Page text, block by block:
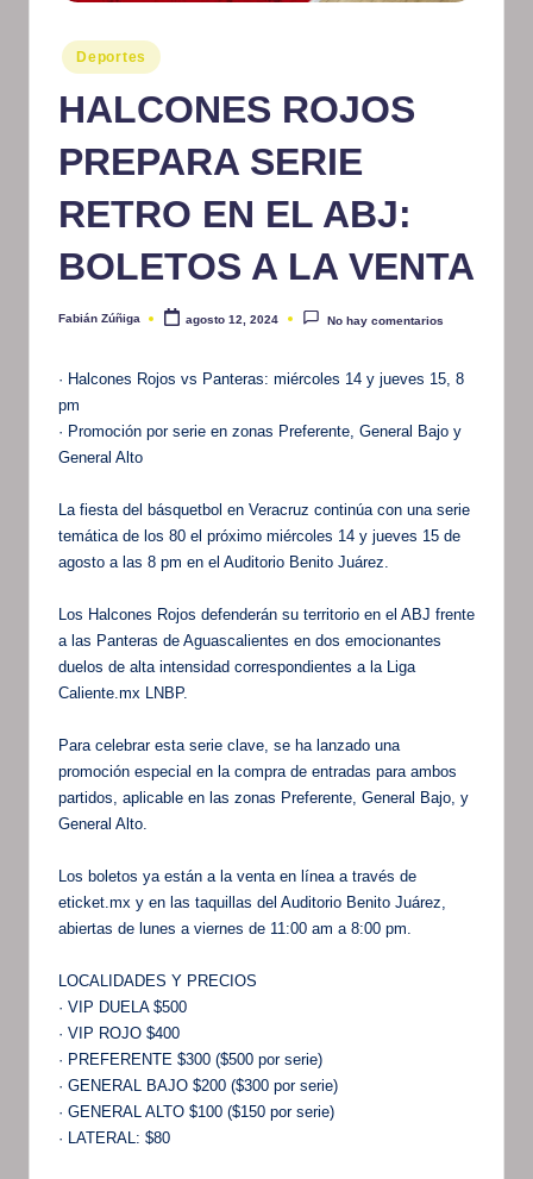
Publicado
en
Deportes
HALCONES ROJOS
PREPARA SERIE
RETRO EN EL ABJ:
BOLETOS A LA VENTA
Publicado
Fabián Zúñiga agosto 12, 2024 No hay comentarios
· Halcones Rojos vs Panteras: miércoles 14 y jueves 15, 8
pm
· Promoción por serie en zonas Preferente, General Bajo y
General Alto
La fiesta del básquetbol en Veracruz continúa con una serie
temática de los 80 el próximo miércoles 14 y jueves 15 de
agosto a las 8 pm en el Auditorio Benito Juárez.
Los Halcones Rojos defenderán su territorio en el ABJ frente
a las Panteras de Aguascalientes en dos emocionantes
duelos de alta intensidad correspondientes a la Liga
Caliente.mx LNBP.
Para celebrar esta serie clave, se ha lanzado una
promoción especial en la compra de entradas para ambos
partidos, aplicable en las zonas Preferente, General Bajo, y
General Alto.
Los boletos ya están a la venta en línea a través de
eticket.mx y en las taquillas del Auditorio Benito Juárez,
abiertas de lunes a viernes de 11:00 am a 8:00 pm.
LOCALIDADES Y PRECIOS
· VIP DUELA $500
· VIP ROJO $400
· PREFERENTE $300 ($500 por serie)
· GENERAL BAJO $200 ($300 por serie)
· GENERAL ALTO $100 ($150 por serie)
· LATERAL: $80